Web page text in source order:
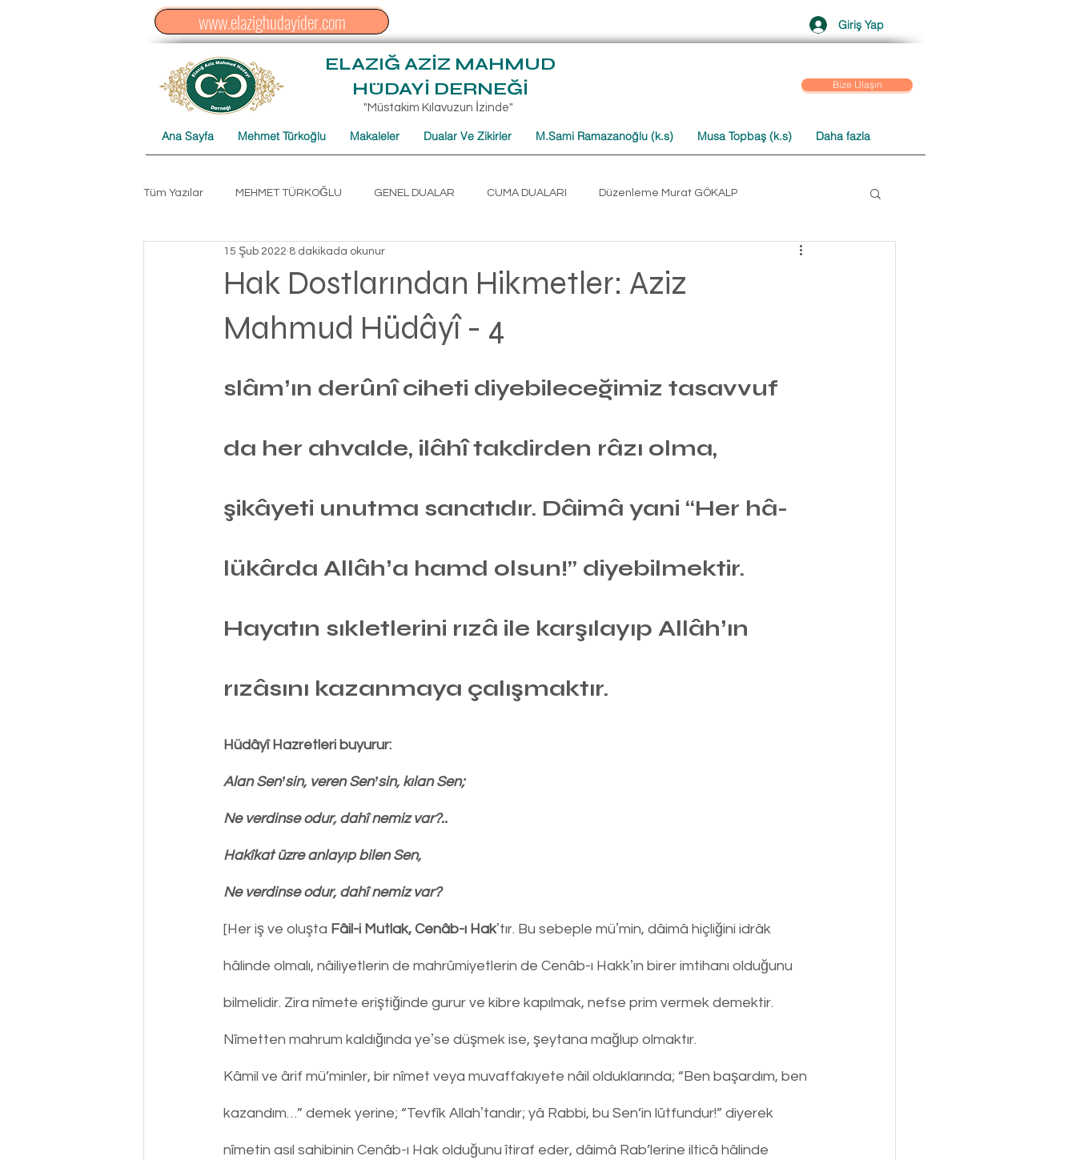
ELAZIĞ AZİZ MAHMUD
HÜDAYİ DERNEĞİ
"Müstakim Kılavuzun İzinde"
Bize Ulaşın
www.elazighudayider.com Giriş Yap
Ana Sayfa Mehmet Türkoğlu Makaleler Dualar Ve Zikirler M.Sami Ramazanoğlu (k.s) Musa Topbaş (k.s) Daha fazla
Tüm Yazılar MEHMET TÜRKOĞLU GENEL DUALAR CUMA DUALARI Düzenleme Murat GÖKALP
Düzenleme Hasan AKPINAR Cumartesi Sohbet Derlemeleri
ŞİHABU'L-HÜDAYİ
Hak Dostlarından Hikmetler: Aziz
Mahmud Hüdâyî - 4
15 Şub 2022 8 dakikada okunur
slâmʼın derûnî ciheti diyebileceğimiz tasavvuf
da her ahvalde, ilâhî takdirden râzı olma,
şikâyeti unutma sanatıdır. Dâimâ yani “Her hâ-
lükârda Allâhʼa hamd olsun!” diyebilmektir.
Hayatın sıkletlerini rızâ ile karşılayıp Allâhʼın
rızâsını kazanmaya çalışmaktır.
Hüdâyî Hazretleri buyurur:
Alan Senʼsin, veren Senʼsin, kılan Sen;
Ne verdinse odur, dahî nemiz var?..
Hakîkat üzre anlayıp bilen Sen,
Ne verdinse odur, dahî nemiz var?
[Her iş ve oluşta Fâil-i Mutlak, Cenâb-ı Hakʼtır. Bu sebeple müʼmin, dâimâ hiçliğini idrâk
hâlinde olmalı, nâiliyetlerin de mahrûmiyetlerin de Cenâb-ı Hakkʼın birer imtihanı olduğunu
bilmelidir. Zira nîmete eriştiğinde gurur ve kibre kapılmak, nefse prim vermek demektir.
Nîmetten mahrum kaldığında yeʼse düşmek ise, şeytana mağlup olmaktır.
Kâmil ve ârif mü’minler, bir nîmet veya muvaffakıyete nâil olduklarında; “Ben başardım, ben
kazandım…” demek yerine; “Tevfîk Allahʼtandır; yâ Rabbi, bu Sen’in lûtfundur!” diyerek
nîmetin asıl sahibinin Cenâb-ı Hak olduğunu îtiraf eder, dâimâ Rab’lerine ilticâ hâlinde